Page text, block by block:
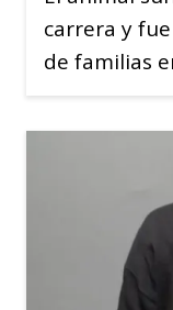
carrera y
de familias